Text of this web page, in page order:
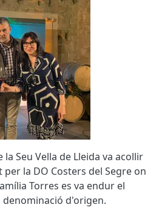
la Seu Vella de Lleida va acollir
la DO Costers del Segre on
Torres es va endur el
d'origen.